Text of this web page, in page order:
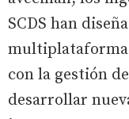
SCDS han
multiplataforma
con la gestión
desarrollar